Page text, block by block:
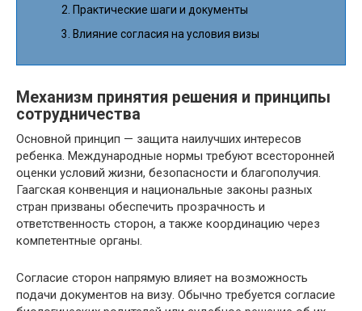
Практические шаги и документы
Влияние согласия на условия визы
Механизм принятия решения и принципы
сотрудничества
Основной принцип — защита наилучших интересов
ребенка. Международные нормы требуют всесторонней
оценки условий жизни, безопасности и благополучия.
Гаагская конвенция и национальные законы разных
стран призваны обеспечить прозрачность и
ответственность сторон, а также координацию через
компетентные органы.
Согласие сторон напрямую влияет на возможность
подачи документов на визу. Обычно требуется согласие